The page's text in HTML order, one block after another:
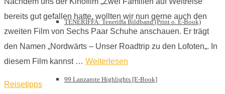
TENERIFFA: Teneriffa Bildband (Print o. E-Book)
99 Lanzarote Highlights [E-Book]
bereits gut gefallen hatte, wollten wir nun gerne auch den
zweiten Film von Sechs Paar Schuhe anschauen. Er trägt
den Namen „Nordwärts – Unser Roadtrip zu den Lofoten„. In
diesem Film kannst … Weiterlesen
Reisetipps